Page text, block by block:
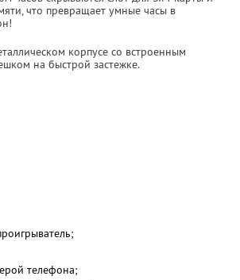
что превращает умные часы в
корпусе со встроенным
на быстрой застежке.
телефона;